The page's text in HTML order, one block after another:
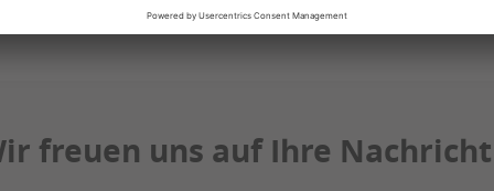
freuen uns auf Ihre Nachricht